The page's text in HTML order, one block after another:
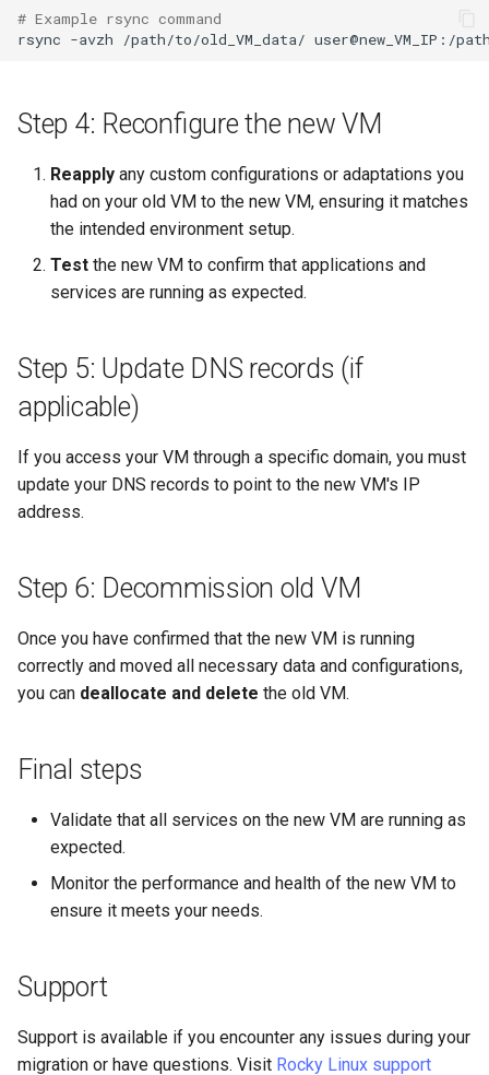
# Example rsync command
rsync -avzh /path/to/old_VM_data/
Step 4: Reconfigure the new VM
Reapply any custom configurations or adaptations you
had on your old VM to the new VM, ensuring it matches
the intended environment setup.
Test the new VM to confirm that applications and
services are running as expected.
Step 5: Update DNS records (if
applicable)
If you access your VM through a specific domain, you must
update your DNS records to point to the new VM's IP
address.
Step 6: Decommission old VM
Once you have confirmed that the new VM is running
correctly and moved all necessary data and configurations,
you can deallocate and delete the old VM.
Final steps
Validate that all services on the new VM are running as
expected.
Monitor the performance and health of the new VM to
ensure it meets your needs.
Support
Support is available if you encounter any issues during your
migration or have questions. Visit Rocky Linux support